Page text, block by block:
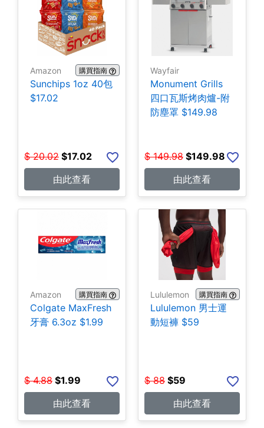
Amazon 購買指南
Sunchips 1oz 40包
$17.02
$ 20.02 $17.02
由此查看
Wayfair
Monument Grills
四口瓦斯烤肉爐-附
防塵罩 $149.98
$ 149.98 $149.98
由此查看
Amazon 購買指南
Colgate MaxFresh
牙膏 6.3oz $1.99
$ 4.88 $1.99
由此查看
Lululemon 購買指南
Lululemon 男士運
動短褲 $59
$ 88 $59
由此查看